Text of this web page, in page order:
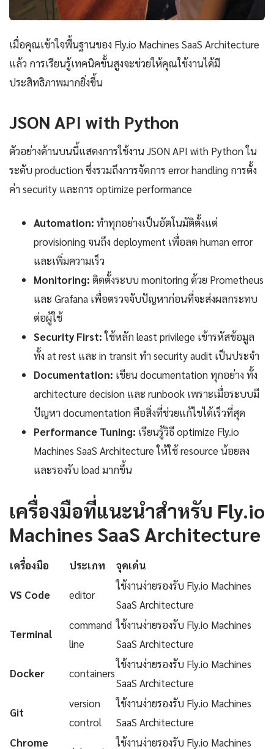
เมื่อคุณเข้าใจพื้นฐานของ Fly.io Machines SaaS Architecture
แล้ว การเรียนรู้เทคนิคขั้นสูงจะช่วยให้คุณใช้งานได้มี
ประสิทธิภาพมากยิ่งขึ้น
JSON API with Python
ตัวอย่างด้านบนนี้แสดงการใช้งาน JSON API with Python ใน
ระดับ production ซึ่งรวมถึงการจัดการ error handling การตั้ง
ค่า security และการ optimize performance
Automation: ทำทุกอย่างเป็นอัตโนมัติตั้งแต่
provisioning จนถึง deployment เพื่อลด human error
และเพิ่มความเร็ว
Monitoring: ติดตั้งระบบ monitoring ด้วย Prometheus
และ Grafana เพื่อตรวจจับปัญหาก่อนที่จะส่งผลกระทบ
ต่อผู้ใช้
Security First:ใช้หลัก least privilege เข้ารหัสข้อมูล
ทั้ง at rest และ in transit ทำ security audit เป็นประจำ
Documentation: เขียน documentation ทุกอย่าง ทั้ง
architecture decision และ runbook เพราะเมื่อระบบมี
ปัญหา documentation คือสิ่งที่ช่วยแก้ไขได้เร็วที่สุด
Performance Tuning: เรียนรู้วิธี optimize Fly.io
Machines SaaS Architecture ให้ใช้ resource น้อยลง
และรองรับ load มากขึ้น
เครื่องมือที่แนะนำสำหรับ Fly.io
Machines SaaS Architecture
เครื่องมือ ประเภท จุดเด่น
VS Code editor
ใช้งานง่ายรองรับ Fly.io Machines
SaaS Architecture
Terminal
command
line
ใช้งานง่ายรองรับ Fly.io Machines
SaaS Architecture
Docker containers
ใช้งานง่ายรองรับ Fly.io Machines
SaaS Architecture
Git
version
control
ใช้งานง่ายรองรับ Fly.io Machines
SaaS Architecture
Chrome
ใช้งานง่ายรองรับ Fly.io Machines